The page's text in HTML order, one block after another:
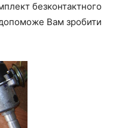
безконтактного
Вам зробити